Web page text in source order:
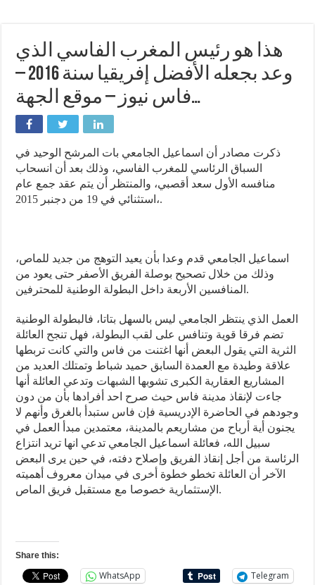
هذا هو رئيس المغرب الفاسي الذي
وعد بجعله الأفضل إفريقيا سنة 2016 –
فاس نيوز – موقع الجهة…
ذكرت مصادر أن اسماعيل الجامعي بات المرشح الوحيد في
السباق الرئاسي للمغرب الفاسي، وذلك بعد أن انسحاب
منافسه الأول سعد أقصبي، والمنتظر أن يتم عقد جمع عام
استثنائي في 19 من دجنبر 2015،.
اسماعيل الجامعي قدم وعدا بأن يعيد التوهج من جديد للماص،
وذلك من خلال تصحيح بوصلة الفريق الأصفر حتى يعود من
المنافسين الأربعة داخل البطولة الوطنية للمحترفين.
العمل الذي ينتظر الجامعي ليس بالسهل بتاتا، فالبطولة الوطنية
تضم فرقا قوية وتنافس على لقب البطولة، فهل تنجح العائلة
الثرية التي يقول البعض أنها اغتنت من فاس والتي كانت تربطها
علاقة وطيدة مع العمدة السابق حميد شباط وتمتلك العديد من
المشاريع العقارية الكبرى تشوبها الشبهات وتدعي العائلة أنها
جاءت لإنقاذ مدينة فاس حيث صرح احد أفرادها بأن من دون
وجودهم في الحاضرة الإدريسية فإن فاس ستبدأ بالغرق وأنهم لا
يجنون أية أرباح من مشاريعم بالمدينة، معتمدين مبدأ العمل في
سبيل الله، فعائلة اسماعيل الجامعي تدعي انها تريد انتزاع
الرئاسة من أجل إنقاذ الفريق وإصلاح دفته، في حين يرى البعض
الآخر أن العائلة تخطو خطوة أخرى في ميدان معروف أهميته
الإستثمارية خصوصا مع مستقبل فريق الماص.
Share this:
WhatsApp Telegram